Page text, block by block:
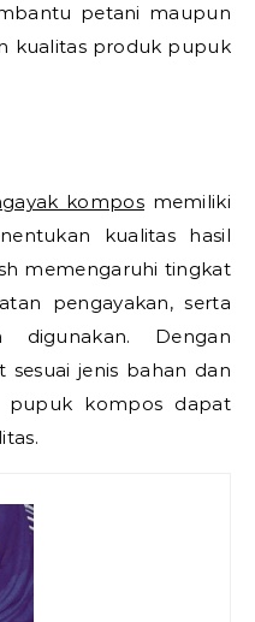
petani maupun
kualitas produk pupuk
komposmemiliki
kualitas hasil
memengaruhi tingkat
pengayakan, serta
digunakan. Dengan
jenis bahan dan
pupuk kompos dapat